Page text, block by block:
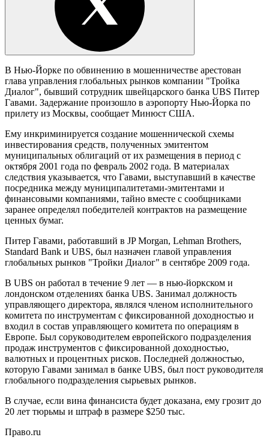
В Нью-Йорке по обвинению в мошенничестве арестован
глава управления глобальных рынков компании "Тройка
Диалог", бывший сотрудник швейцарского банка UBS Питер
Гавами. Задержание произошло в аэропорту Нью-Йорка по
прилету из Москвы, сообщает Минюст США.
Ему инкриминируется создание мошеннической схемы
инвестирования средств, полученных эмитентом
муниципальных облигаций от их размещения в период с
октября 2001 года по февраль 2002 года. В материалах
следствия указывается, что Гавами, выступавший в качестве
посредника между муниципалитетами-эмитентами и
финансовыми компаниями, тайно вместе с сообщниками
заранее определял победителей контрактов на размещение
ценных бумаг.
Питер Гавами, работавший в JP Morgan, Lehman Brothers,
Standard Bank и UBS, был назначен главой управления
глобальных рынков "Тройки Диалог" в сентябре 2009 года.
В UBS он работал в течение 9 лет — в нью-йоркском и
лондонском отделениях банка UBS. Занимал должность
управляющего директора, являлся членом исполнительного
комитета по инструментам с фиксированной доходностью и
входил в состав управляющего комитета по операциям в
Европе. Был соруководителем европейского подразделения
продаж инструментов с фиксированной доходностью,
валютных и процентных рисков. Последней должностью,
которую Гавами занимал в банке UBS, был пост руководителя
глобального подразделения сырьевых рынков.
В случае, если вина финансиста будет доказана, ему грозит до
20 лет тюрьмы и штраф в размере $250 тыс.
Право.ru